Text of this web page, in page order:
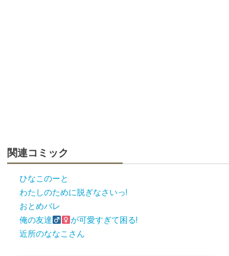
関連コミック
ひなこのーと
わたしのために脱ぎなさいっ!
おとめバレ
俺の友達
が可愛すぎて困る!
近所のななこさん